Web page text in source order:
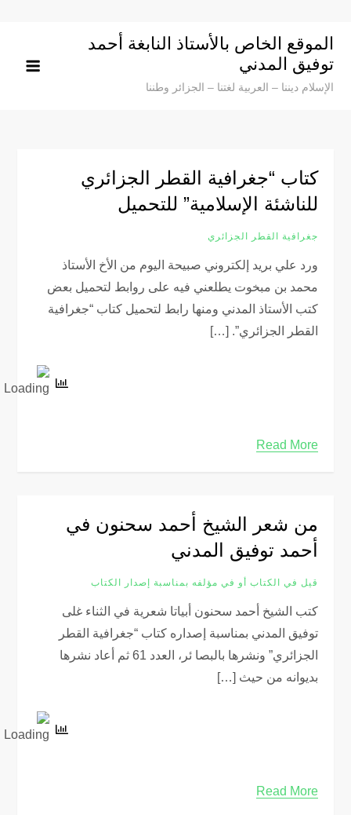
content
الموقع الخاص بالأستاذ النابغة أحمد
توفيق المدني
الإسلام ديننا – العربية لغتنا – الجزائر وطننا
كتاب “جغرافية القطر الجزائري
للناشئة اﻹسلامية” للتحميل
جغرافية القطر الجزائري
ورد علي بريد إلكتروني صبيحة اليوم من اﻷخ اﻷستاذ
محمد بن مبخوت يطلعني فيه على روابط لتحميل بعض
كتب اﻷستاذ المدني ومنها رابط لتحميل كتاب “جغرافية
القطر الجزائري”. […]
Read More
من شعر الشيخ أحمد سحنون في
أحمد توفيق المدني
قيل في الكتاب أو في مؤلفه بمناسبة إصدار الكتاب
كتب الشيخ أحمد سحنون أبياتا شعرية في الثناء غلى
توفيق المدني بمناسبة إصداره كتاب “جغرافية القطر
الجزائري” ونشرها بالبصا ئر، العدد 61 ثم أعاد نشرها
بديوانه من حيث […]
Read More